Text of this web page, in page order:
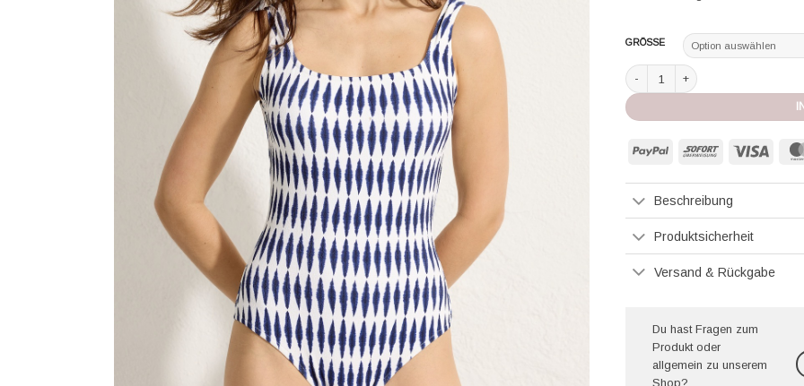
GRÖSSE
Lenny Niemeyer Badeanzug
PayPal Sofort Visa
Beschreibung
Produktsicherheit
Versand & Rückgabe
Du hast Fragen zum
Produkt oder
allgemein zu unserem
Shop?